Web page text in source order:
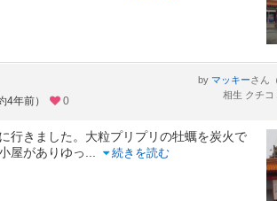
年前） 0
by マッキーさん
相生 クチコ
行きました。大粒プリプリの牡蠣を炭火で
屋がありゆっ
続きを読む